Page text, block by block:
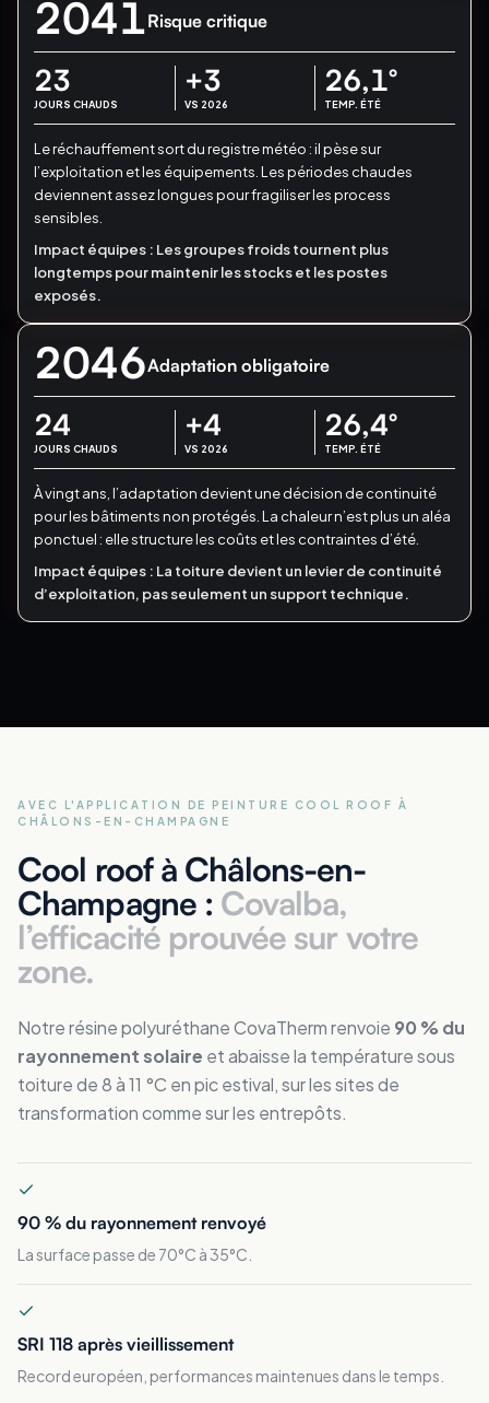
2041Risque critique
23
JOURS CHAUDS
+3
VS 2026
26,1°
TEMP. ÉTÉ
Le réchauffement sort du registre météo : il pèse sur
l’exploitation et les équipements. Les périodes chaudes
deviennent assez longues pour fragiliser les process
sensibles.
Impact équipes : Les groupes froids tournent plus
longtemps pour maintenir les stocks et les postes
exposés.
2046Adaptation obligatoire
24
JOURS CHAUDS
+4
VS 2026
26,4°
TEMP. ÉTÉ
À vingt ans, l’adaptation devient une décision de continuité
pour les bâtiments non protégés. La chaleur n’est plus un aléa
ponctuel : elle structure les coûts et les contraintes d’été.
Impact équipes : La toiture devient un levier de continuité
d’exploitation, pas seulement un support technique.
AVEC L'APPLICATION DE PEINTURE COOL ROOF À
CHÂLONS-EN-CHAMPAGNE
Cool roof à Châlons-en-
Champagne : Covalba,
l’efficacité prouvée sur votre
zone.
Notre résine polyuréthane CovaTherm renvoie 90 % du
rayonnement solaire et abaisse la température sous
toiture de 8 à 11 °C en pic estival, sur les sites de
transformation comme sur les entrepôts.
90 % du rayonnement renvoyé
La surface passe de 70°C à 35°C.
SRI 118 après vieillissement
Record européen, performances maintenues dans le temps.